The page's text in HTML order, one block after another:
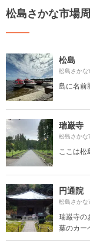
松島さかな市場
松島
松島さか
島に名前
瑞巌寺
松島さか
ここは松
円通院
松島さか
瑞巌寺の
葉のカー